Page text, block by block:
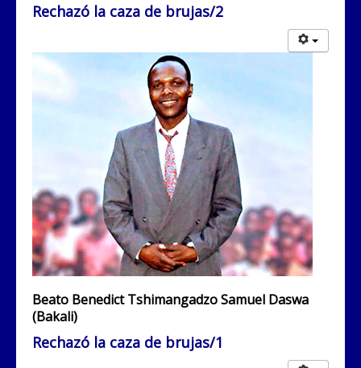
Rechazó la caza de brujas/2
Beato Benedict Tshimangadzo Samuel Daswa
(Bakali)
Rechazó la caza de brujas/1